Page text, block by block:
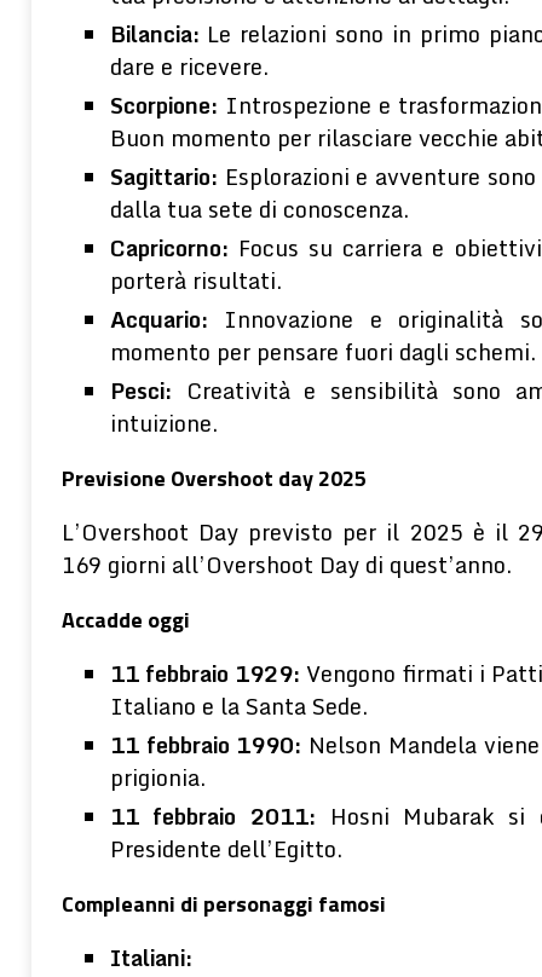
Bilancia: Le relazioni sono in primo
dare e ricevere.
Scorpione: Introspezione e
Buon momento per rilasciare vecchie
Sagittario: Esplorazioni e avventure
dalla tua sete di conoscenza.
Capricorno: Focus su carriera e
porterà risultati.
Acquario: Innovazione e originalità
momento per pensare fuori dagli schemi.
Pesci: Creatività e sensibilità sono
intuizione.
Previsione Overshoot day 2025
L’Overshoot Day previsto per il 2025 è il
169 giorni all’Overshoot Day di quest’anno.
Accadde oggi
11 febbraio 1929: Vengono firmati i
Italiano e la Santa Sede.
11 febbraio 1990: Nelson Mandela
prigionia.
11 febbraio 2011: Hosni Mubarak
Presidente dell’Egitto.
Compleanni di personaggi famosi
Italiani: